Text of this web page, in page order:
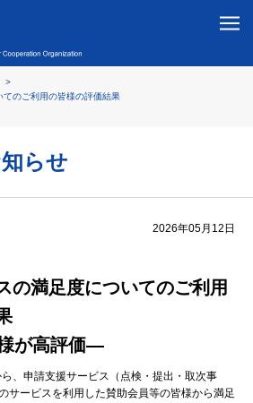
のご利用の皆様の評価結果
らせ
2026年05月12日
の満足度についてのご利用
が高評価―
、申請支援サービス（点検・提出・取次事
サービスを利用した賛助会員等の皆様から満足